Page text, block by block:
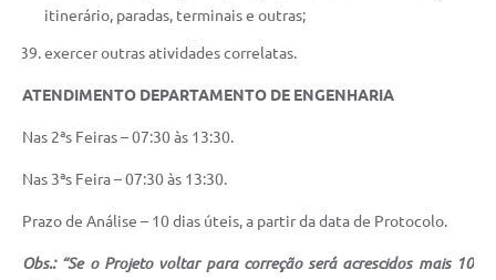
itinerário, paradas, terminais e outras;
exercer outras atividades correlatas.
ATENDIMENTO DEPARTAMENTO DE ENGENHARIA
Nas 2ªs Feiras – 07:30 às 13:30.
Nas 3ªs Feira – 07:30 às 13:30.
Prazo de Análise – 10 dias úteis, a partir da data de Protocolo.
Obs.: “Se o Projeto voltar para correção será acrescidos mais 10